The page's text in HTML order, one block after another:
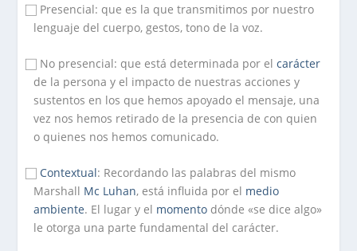
⃞ Presencial: que es la que transmitimos por nuestro
lenguaje del cuerpo, gestos, tono de la voz.
⃞ No presencial: que está determinada por elcarácter
de la persona y el impacto de nuestras acciones y
sustentos en los que hemos apoyado el mensaje, una
vez nos hemos retirado de la presencia de con quien
o quienes nos hemos comunicado.
⃞ Contextual: Recordando las palabras del mismo
Marshall Mc Luhan, está influida por el medio
ambiente. El lugar y el momento dónde «se dice algo»
le otorga una parte fundamental del carácter.